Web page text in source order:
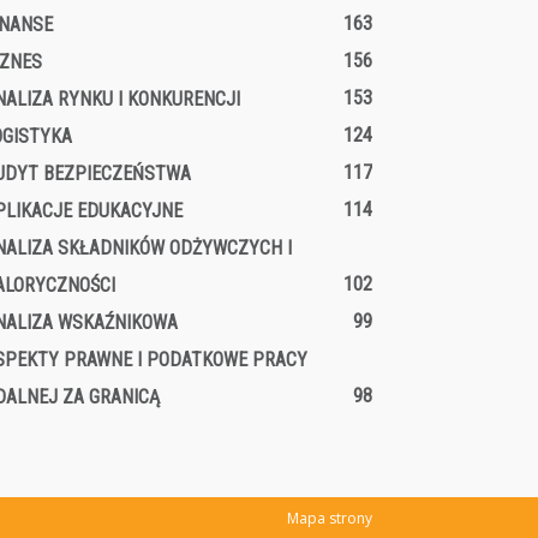
163
156
RYNKU I KONKURENCJI
153
124
BEZPIECZEŃSTWA
117
EDUKACYJNE
114
SKŁADNIKÓW ODŻYWCZYCH I
102
WSKAŹNIKOWA
99
PRAWNE I PODATKOWE PRACY
ZA GRANICĄ
98
Mapa strony